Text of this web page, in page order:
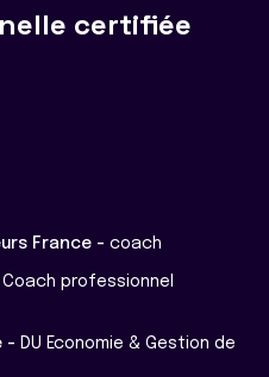
certifiée
France - coach
Coach professionnel
- DU Economie & Gestion de